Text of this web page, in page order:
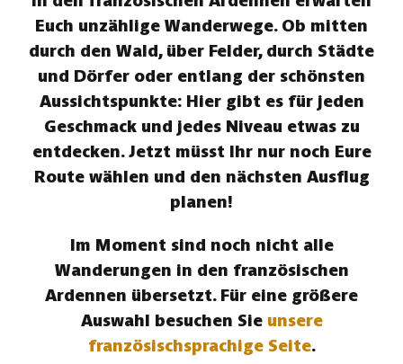
Euch unzählige Wanderwege. Ob mitten
durch den Wald, über Felder, durch Städte
und Dörfer oder entlang der schönsten
Aussichtspunkte: Hier gibt es für jeden
Geschmack und jedes Niveau etwas zu
entdecken. Jetzt müsst Ihr nur noch Eure
Route wählen und den nächsten Ausflug
planen!
Im Moment sind noch nicht alle
Wanderungen in den französischen
Ardennen übersetzt. Für eine größere
Auswahl besuchen Sie unsere
französischsprachige Seite.